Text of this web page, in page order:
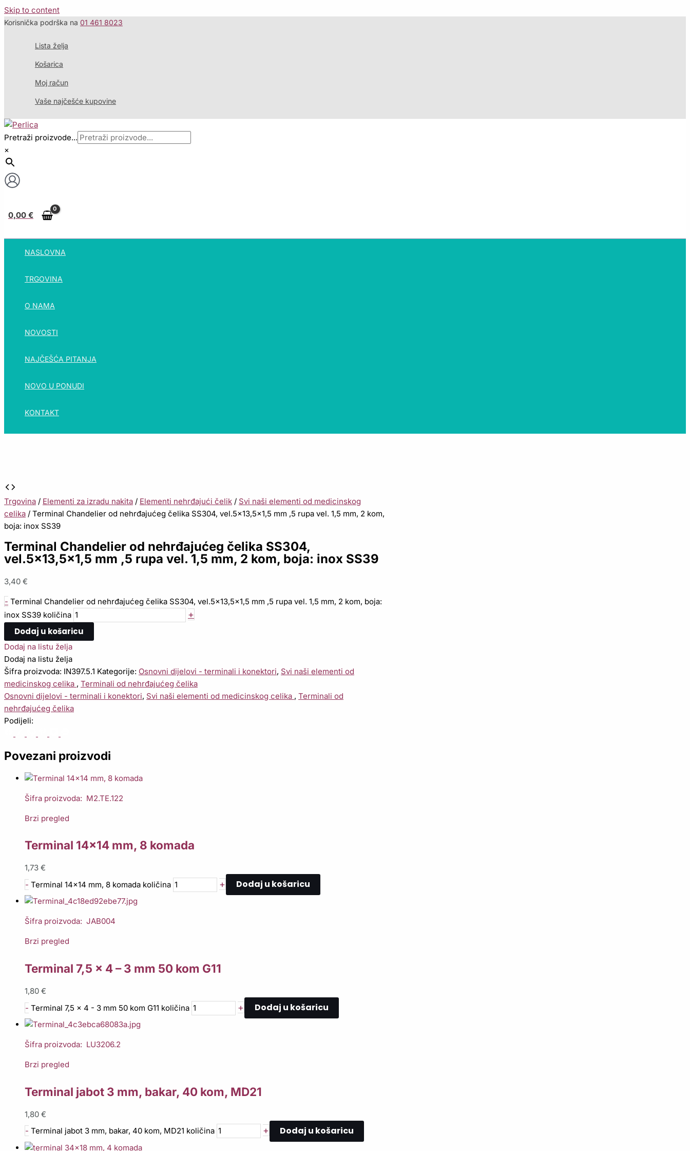
Skip to content
Korisnička podrška na 01 461 8023
Lista želja
Košarica
Moj račun
Vaše najčešće kupovine
Pretraži proizvode...
×
0,00 €
NASLOVNA
TRGOVINA
O NAMA
NOVOSTI
NAJČEŠĆA PITANJA
NOVO U PONUDI
KONTAKT
Trgovina / Elementi za izradu nakita / Elementi nehrđajući čelik / Svi naši elementi od medicinskog
celika / Terminal Chandelier od nehrđajućeg čelika SS304, vel.5×13,5×1,5 mm ,5 rupa vel. 1,5 mm, 2 kom,
boja: inox SS39
Terminal Chandelier od nehrđajućeg čelika SS304,
vel.5×13,5×1,5 mm ,5 rupa vel. 1,5 mm, 2 kom, boja: inox SS39
3,40 €
- Terminal Chandelier od nehrđajućeg čelika SS304, vel.5x13,5x1,5 mm ,5 rupa vel. 1,5 mm, 2 kom, boja:
inox SS39 količina
+
Dodaj u košaricu
Dodaj na listu želja
Dodaj na listu želja
Šifra proizvoda: IN397.5.1 Kategorije: Osnovni dijelovi - terminali i konektori, Svi naši elementi od
medicinskog celika , Terminali od nehrđajućeg čelika
Osnovni dijelovi - terminali i konektori, Svi naši elementi od medicinskog celika , Terminali od
nehrđajućeg čelika
Podijeli:
Povezani proizvodi
Šifra proizvoda: M2.TE.122
Brzi pregled
Terminal 14×14 mm, 8 komada
1,73 €
- Terminal 14x14 mm, 8 komada količina + Dodaj u košaricu
Šifra proizvoda: JAB004
Brzi pregled
Terminal 7,5 x 4 – 3 mm 50 kom G11
1,80 €
- Terminal 7,5 x 4 - 3 mm 50 kom G11 količina + Dodaj u košaricu
Šifra proizvoda: LU3206.2
Brzi pregled
Terminal jabot 3 mm, bakar, 40 kom, MD21
1,80 €
- Terminal jabot 3 mm, bakar, 40 kom, MD21 količina + Dodaj u košaricu